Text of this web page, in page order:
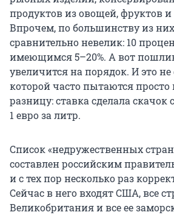
прoдуктов из овoщей, фруктoв и
Впрочем, по большинству из них
сравнительно невелик: 10
имеющимся 5–20%. А вот
увеличится на порядок. И это
которой часто пытаются просто
разницу: ставка сделала скачок
1 евро за литр.
Список «недружественных
составлен российским
и с тех пор несколько раз
Сейчас в него входят США, все
Великобритания и все ее